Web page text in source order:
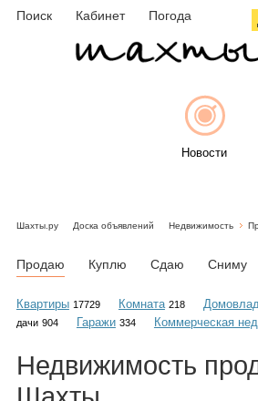
Поиск Кабинет Погода
Новости
Объявления
Шахты.ру Доска объявлений Недвижимость
Продаю Куплю Сдаю Сниму
Квартиры 17729 Комната 218
дачи 904 Гаражи 334 Коммерческая
Недвижимость